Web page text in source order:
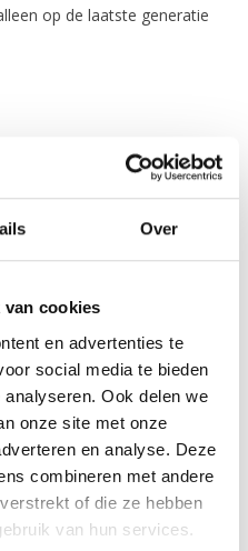
Over
van cookies
en advertenties te
social media te bieden
Ook delen we
onze site met onze
en analyse. Deze
combineren met andere
of die ze hebben
van hun services.
op de laatste generatie
TOEVOEGEN
PRODUCTEN